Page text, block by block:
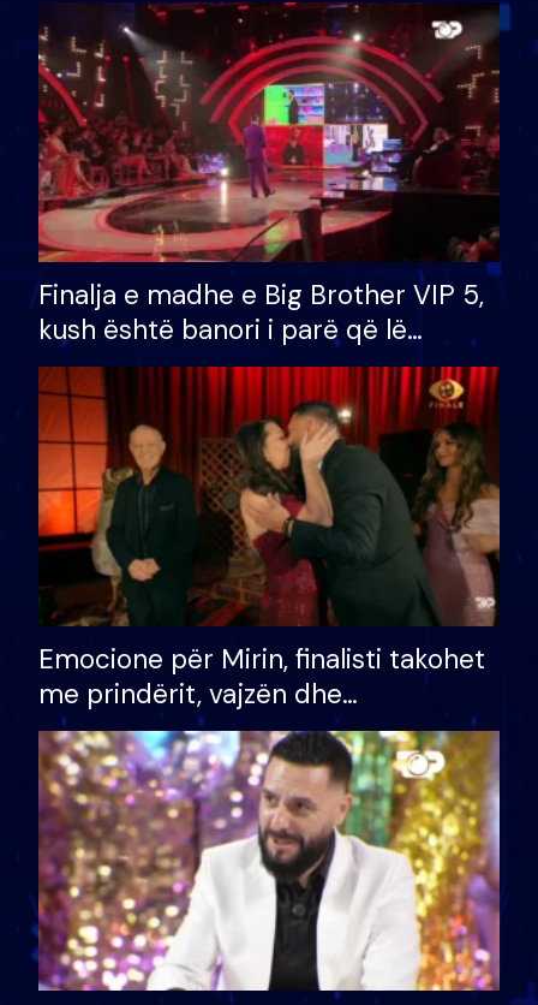
Finalja e madhe e Big Brother VIP 5,
kush është banori i parë që lë
shtëpinë dhe humb mundësinë për
të fituar çmimin e madh
Emocione për Mirin, finalisti takohet
me prindërit, vajzën dhe
bashkëshorten: S’kemi ndonjë letër
divorci apo jo?